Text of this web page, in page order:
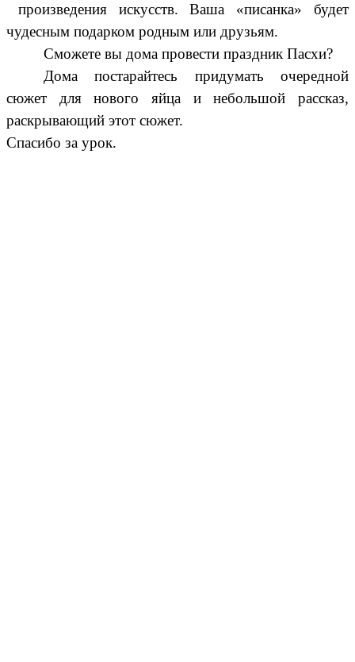
произведения искусств. Ваша «писанка» будет
чудесным подарком родным или друзьям.
Сможете вы дома провести праздник Пасхи?
Дома постарайтесь придумать очередной
сюжет для нового яйца и небольшой рассказ,
раскрывающий этот сюжет.
Спасибо за урок.